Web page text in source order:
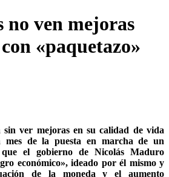
no ven mejoras
«paquetazo»
sin ver mejoras en su calidad de vida
mes de la puesta en marcha de un
que el gobierno de Nicolás Maduro
económico», ideado por él mismo y
de la moneda y el aumento